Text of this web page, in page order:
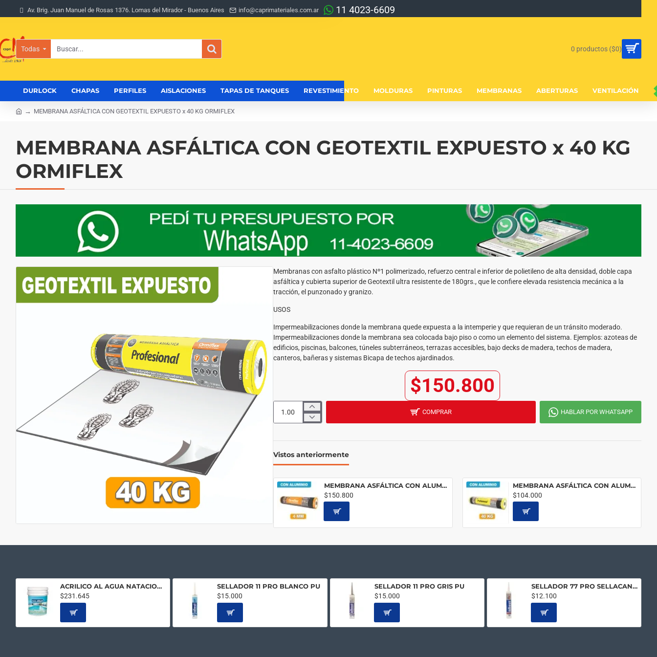
Av. Brig. Juan Manuel de Rosas 1376. Lomas del Mirador - Buenos Aires info@caprimateriales.com.ar 11 4023-6609
Todas
Buscar...
0 productos ($0)
DURLOCK CHAPAS PERFILES AISLACIONES TAPAS DE TANQUES REVESTIMIENTO MOLDURAS PINTURAS MEMBRANAS ABERTURAS VENTILACIÓN
MEMBRANA ASFÁLTICA CON GEOTEXTIL EXPUESTO x 40 KG
ORMIFLEX
MEMBRANA ASFÁLTICA CON GEOTEXTIL EXPUESTO x 40 KG ORMIFLEX
Membranas con asfalto plástico Nº1 polimerizado, refuerzo central e inferior de polietileno de alta densidad, doble capa
asfáltica y cubierta superior de Geotextil ultra resistente de 180grs., que le confiere elevada resistencia mecánica a la
tracción, el punzonado y granizo.
USOS
Impermeabilizaciones donde la membrana quede expuesta a la intemperie y que requieran de un tránsito moderado.
Impermeabilizaciones donde la membrana sea colocada bajo piso o como un elemento del sistema. Ejemplos: azoteas de
edificios, piscinas, balcones, túneles subterráneos, terrazas accesibles, bajo decks de madera, techos de madera,
canteros, bañeras y sistemas Bicapa de techos ajardinados.
$150.800
COMPRAR HABLAR POR WHATSAPP
Vistos anteriormente
MEMBRANA ASFÁLTICA CON ALUMINIO DE 40 MICRONES
$150.800
MEMBRANA ASFÁLTICA CON ALUMINIO x 40 KG
$104.000
ACRILICO AL AGUA NATACION AZUL 20LTS
$231.645
SELLADOR 11 PRO BLANCO PU
$15.000
SELLADOR 11 PRO GRIS PU
$15.000
SELLADOR 77 PRO SELLACANALETA
$12.100